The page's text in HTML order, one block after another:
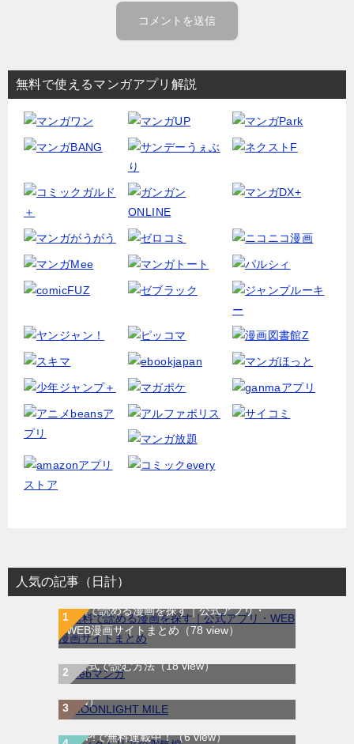
無料で使えるマンガアプリ解説
人気の記事（日計）
無料で読める漫画を探す｜公式アプリ・
WEB漫画サイトまとめ （78 view）
WEB漫画サイト一覧｜ブラウザで無料漫画
を公式で読む方法（18 view）
MOONLIGHT MILE｜最新刊第23巻！マンガ
ワンで最新刊まで全巻無料配信中！（15
view）
ヴィクトリアの電気棺｜最新刊第2巻！マン
ガUP!で無料連載中！（6 view）